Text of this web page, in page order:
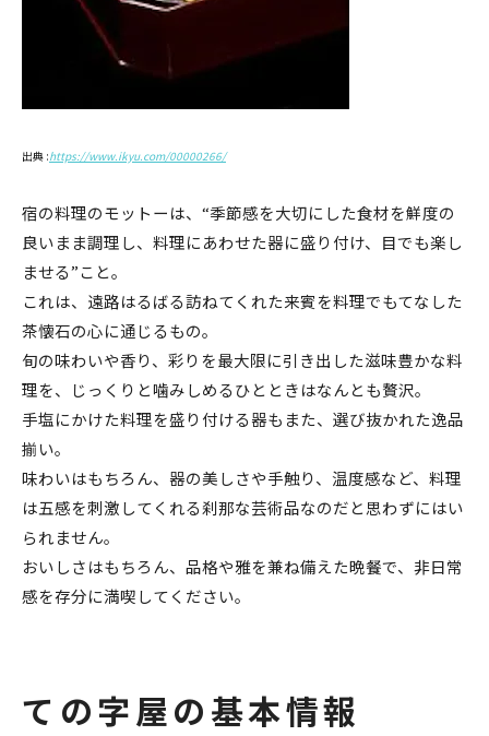
出典 :https://www.ikyu.com/00000266/
宿の料理のモットーは、“季節感を大切にした食材を鮮度の
良いまま調理し、料理にあわせた器に盛り付け、目でも楽し
ませる”こと。
これは、遠路はるばる訪ねてくれた来賓を料理でもてなした
茶懐石の心に通じるもの。
旬の味わいや香り、彩りを最大限に引き出した滋味豊かな料
理を、じっくりと噛みしめるひとときはなんとも贅沢。
手塩にかけた料理を盛り付ける器もまた、選び抜かれた逸品
揃い。
味わいはもちろん、器の美しさや手触り、温度感など、料理
は五感を刺激してくれる刹那な芸術品なのだと思わずにはい
られません。
おいしさはもちろん、品格や雅を兼ね備えた晩餐で、非日常
感を存分に満喫してください。
ての字屋の基本情報